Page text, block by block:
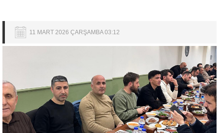
11 MART 2026 ÇARŞAMBA 03:12